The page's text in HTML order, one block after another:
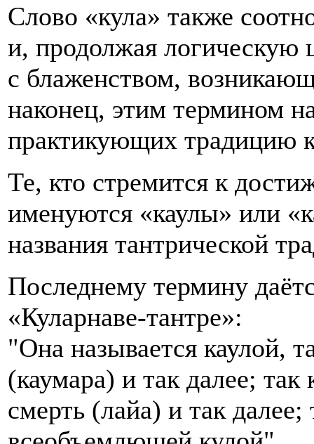
Слово «кула» также
и, продолжая логическую
с блаженством,
наконец, этим термином
практикующих традицию
Те, кто стремится к
именуются «каулы» или
названия тантрической
Последнему термину
«Куларнаве-тантре»:
"Она называется каулой,
(каумара) и так далее; так
смерть (лайа) и так далее;